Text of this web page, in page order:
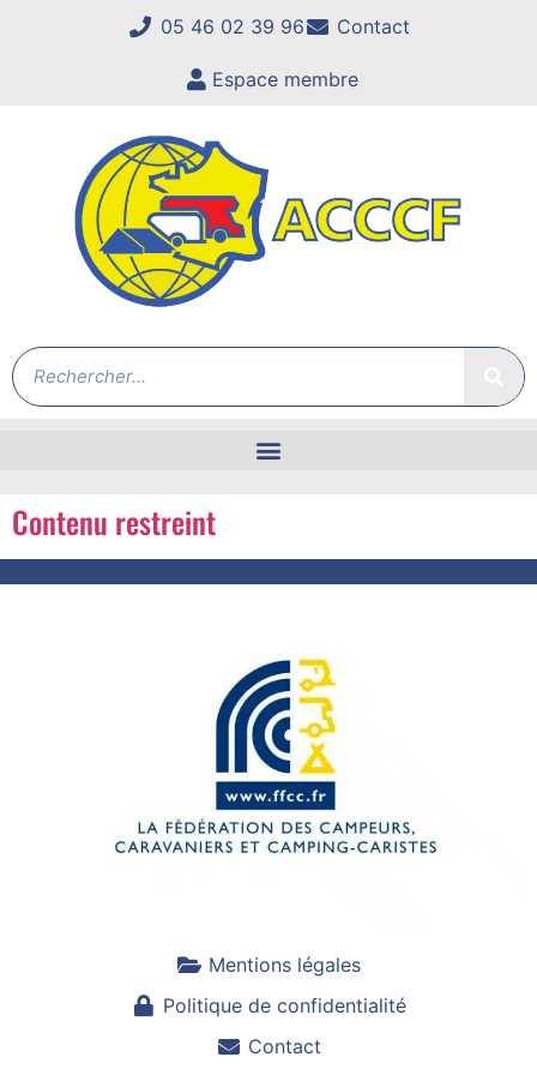
05 46 02 39 96 Contact
Espace membre
Contenu restreint
Mentions légales
Politique de confidentialité
Contact